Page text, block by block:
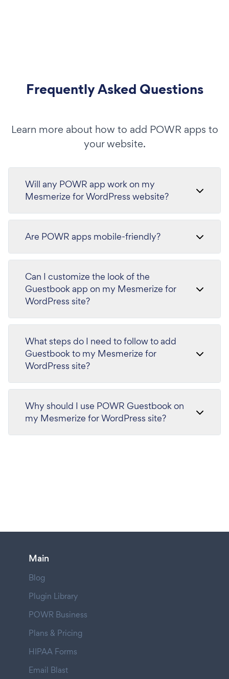
Frequently Asked Questions
Learn more about how to add POWR apps to
your website.
Will any POWR app work on my
Mesmerize for WordPress website?
Are POWR apps mobile-friendly?
Can I customize the look of the
Guestbook app on my Mesmerize for
WordPress site?
What steps do I need to follow to add
Guestbook to my Mesmerize for
WordPress site?
Why should I use POWR Guestbook on
my Mesmerize for WordPress site?
Main
Blog
Plugin Library
POWR Business
Plans & Pricing
HIPAA Forms
Email Blast